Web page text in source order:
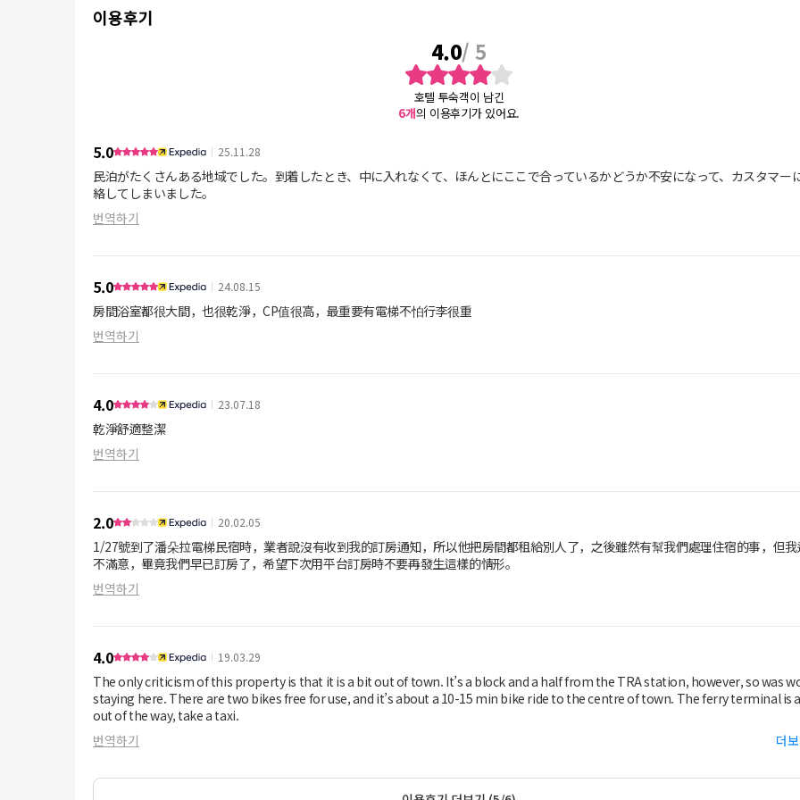
이용후기
4.0/ 5
호텔 투숙객이 남긴
6개의 이용후기가 있어요.
5.0 25.11.28
民泊がたくさんある地域でした。到着したとき、中に入れなくて、ほんとにここで合っているかどうか不安になって、カスタマー
絡してしまいました。
번역하기
5.0 24.08.15
房間浴室都很大間，也很乾淨，CP值很高，最重要有電梯不怕行李很重
번역하기
4.0 23.07.18
乾淨舒適整潔
번역하기
2.0 20.02.05
1/27號到了潘朵拉電梯民宿時，業者說沒有收到我的訂房通知，所以他把房間都租給別人了，之後雖然有幫我們處理住宿的事，但
不滿意，畢竟我們早已訂房了，希望下次用平台訂房時不要再發生這樣的情形。
번역하기
4.0 19.03.29
The only criticism of this property is that it is a bit out of town. It’s a block and a half from the TRA station, however, so was
staying here. There are two bikes free for use, and it’s about a 10-15 min bike ride to the centre of town. The ferry terminal is
out of the way, take a taxi.
번역하기
더